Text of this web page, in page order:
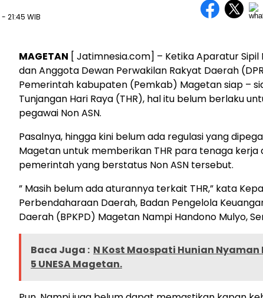
- 21:45 WIB
MAGETAN [ Jatimnesia.com] – Ketika Aparatur Sipil
dan Anggota Dewan Perwakilan Rakyat Daerah
Pemerintah kabupaten (Pemkab) Magetan siap –
Tunjangan Hari Raya (THR), hal itu belum berlaku
pegawai Non ASN.
Pasalnya, hingga kini belum ada regulasi yang
Magetan untuk memberikan THR para tenaga kerja
pemerintah yang berstatus Non ASN tersebut.
” Masih belum ada aturannya terkait THR,” kata
Perbendaharaan Daerah, Badan Pengelola
Daerah (BPKPD) Magetan Nampi Handono Mulyo,
Baca Juga : N Kost Maospati Hunian
5 UNESA Magetan.